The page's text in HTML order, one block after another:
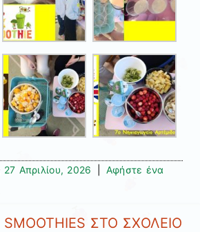
27 Απριλίου, 2026
Αφήστε ένα
ΣΤΟ ΣΧΟΛΕΙΟ